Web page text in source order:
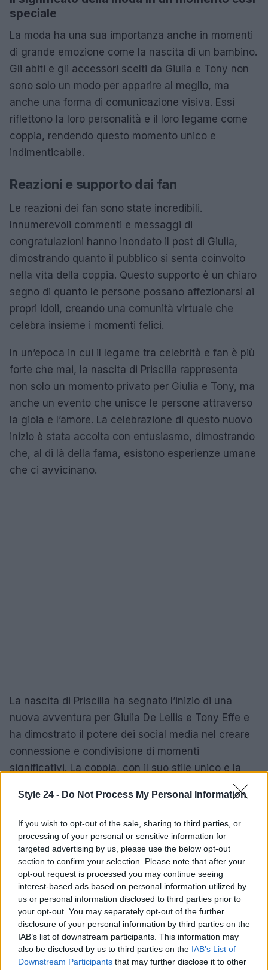
Style 24 - Do Not Process My Personal Information
If you wish to opt-out of the sale, sharing to third parties, or
processing of your personal or sensitive information for
targeted advertising by us, please use the below opt-out
section to confirm your selection. Please note that after your
opt-out request is processed you may continue seeing
interest-based ads based on personal information utilized by
us or personal information disclosed to third parties prior to
your opt-out. You may separately opt-out of the further
disclosure of your personal information by third parties on the
IAB’s list of downstream participants. This information may
also be disclosed by us to third parties on the IAB’s List of
Downstream Participants that may further disclose it to other
speciale
La moda ha una sua importanza anche in momenti
di grande emozione come la nascita di un bambino.
Gli abiti e gli accessori scelti da Giulia e Tony non
sono solo un modo per apparire al meglio, ma
anche una forma di comunicazione visiva. Essi
riflettono la loro personalità e il loro legame come
coppia, rendendo questo momento unico e
indimenticabile.
Reazioni e supporto dai fan
Le reazioni dei fan sono state incredibili.
Innumerevoli commenti e messaggi di
congratulazioni hanno inondato il post di Giulia,
dimostrando quanto il pubblico si senta coinvolto
nella vita della coppia. Questo supporto è un chiaro
segno di quanto le persone possano affezionarsi ai
propri idoli, creando una comunità virtuale che
celebra insieme i momenti felici.
In un’epoca in cui il legame tra celebrità e fan è più
forte che mai, la nascita di Priscilla rappresenta
non solo un momento privato per Giulia e Tony, ma
anche un evento che unisce le persone attraverso
la gioia e l’amore. La celebrazione di questo nuovo
inizio è stata accolta con entusiasmo, dimostrando
che, al di là della fama, esistono esperienze umane
che ci avvicinano.
La nascita di Priscilla ha segnato l’inizio di una
nuova avventura per Giulia De Lellis e Tony Effe e
ha dimostrato il potere dei social media nel creare
connessione e condivisione di momenti
significativi. La coppia, con il suo stile unico e la
sua autenticità, continua a ispirare e a coinvolgere
i loro follower in ogni passo di questo emozionante
viaggio genitoriale.
AUTORE
Staff